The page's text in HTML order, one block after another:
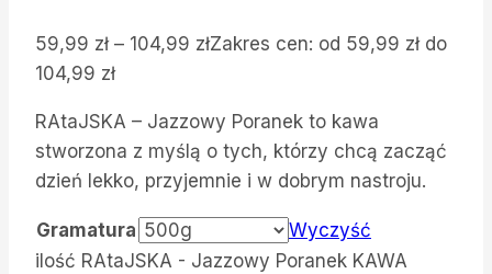
59,99 zł – 104,99 złZakres cen: od 59,99 zł do
104,99 zł
RAtaJSKA – Jazzowy Poranek to kawa
stworzona z myślą o tych, którzy chcą zacząć
dzień lekko, przyjemnie i w dobrym nastroju.
Gramatura
Wyczyść
ilość RAtaJSKA - Jazzowy Poranek KAWA